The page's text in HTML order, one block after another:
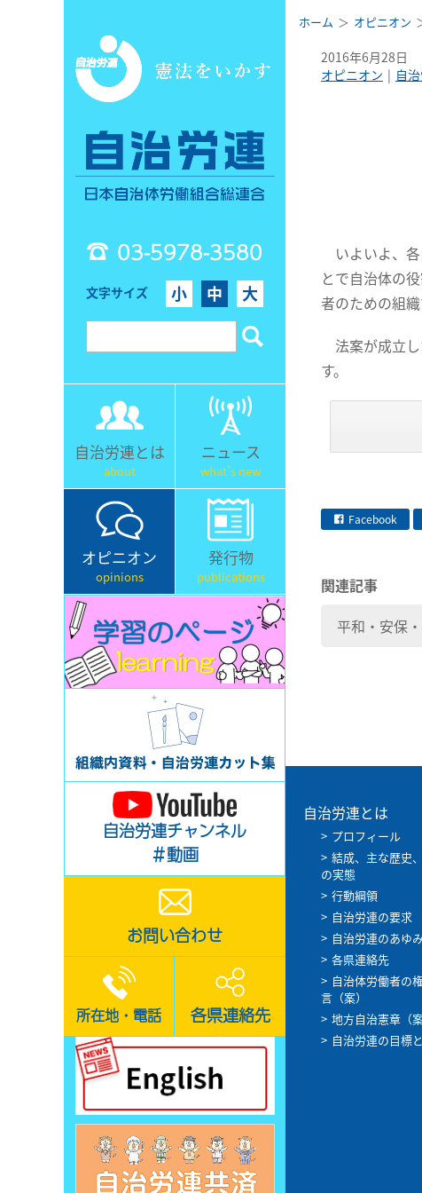
03-5978-3580
文字サイズ 小 中 大
自治労連とは
about
ニュース
what's new
オピニオン
opinions
発行物
publications
自治労連チャンネル
＃動画
お問い合わせ
所在地・電話 各県連絡先
ホーム オピニオン
2016年6月28日
オピニオン
自
いよいよ、
とで自治体の
者のための組
法案が成立
す。
Facebook
関連記事
平和・安保
自治労連とは
プロフィール
結成、主な歴史
の実態
行動綱領
自治労連の要求
自治労連のあゆ
各県連絡先
自治体労働者の
言（案）
地方自治憲章（案
自治労連の目標